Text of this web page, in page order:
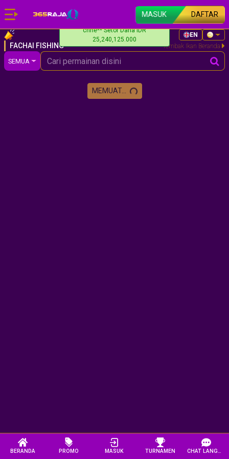
MASUK DAFTAR
chhe** Setor Dana IDR
25,240,125.000
EN
FACHAI FISHING Tembak Ikan Beranda
SEMUA
MEMUAT...
BERANDA PROMO MASUK TURNAMEN CHAT LANGSUNG